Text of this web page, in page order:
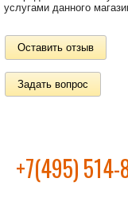
услугами данного
Оставить отзыв
Задать вопрос
+7(495)